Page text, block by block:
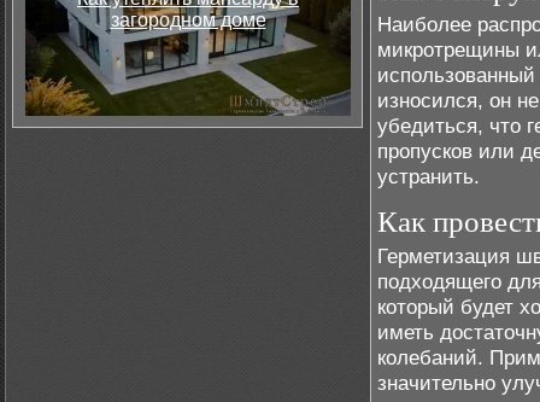
загородном доме
Наиболее
микротрещины
износился, он
убедиться, что
пропусков или
устранить.
Как
Герметизация
подходящего
который будет
иметь
колебаний.
значительно